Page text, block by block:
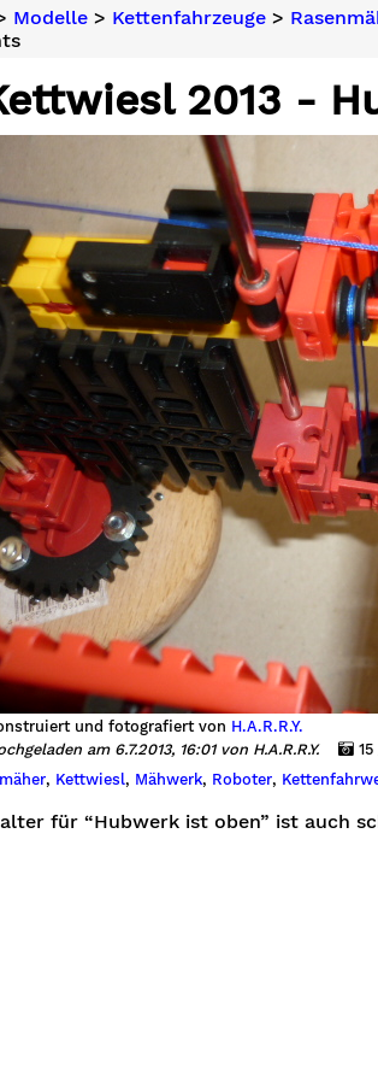
Modelle> Kettenfahrzeuge>
2013 -
und fotografiert von H.A.R.R.Y.
am 6.7.2013, 16:01 von H.A.R.R.Y.
, Kettwiesl, Mähwerk, Roboter,
für “Hubwerk ist oben” ist auch